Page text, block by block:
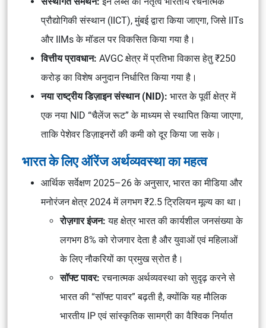
प्रौद्योगिकी संस्थान (IICT), मुंबईद्वारा किया जाएगा, जिसे IITs
और IIMs के मॉडल पर विकसित किया गया है।
वित्तीय प्रावधान: AVGC क्षेत्र में प्रतिभा विकास हेतु ₹250
करोड़ का विशेष अनुदान निर्धारित किया गया है।
नया राष्ट्रीय डिज़ाइन संस्थान (NID): भारत के पूर्वी क्षेत्र में
एक नया NID “चैलेंज रूट” के माध्यम से स्थापित किया जाएगा,
ताकि पेशेवर डिज़ाइनरों की कमी को दूर किया जा सके।
भारत के लिए ऑरेंज अर्थव्यवस्था का महत्व
आर्थिक सर्वेक्षण 2025–26के अनुसार, भारत का मीडिया और
मनोरंजन क्षेत्र 2024 में लगभग ₹2.5 ट्रिलियन मूल्य का था।
रोज़गार इंजन: यह क्षेत्र भारत की कार्यशील जनसंख्या के
लगभग 8% को रोजगार देता है और युवाओं एवं महिलाओं
के लिए नौकरियों का प्रमुख स्रोत है।
सॉफ्ट पावर: रचनात्मक अर्थव्यवस्था को सुदृढ़ करने से
भारत की “सॉफ्ट पावर” बढ़ती है, क्योंकि यह मौलिक
भारतीय IP एवं सांस्कृतिक सामग्री का वैश्विक निर्यात